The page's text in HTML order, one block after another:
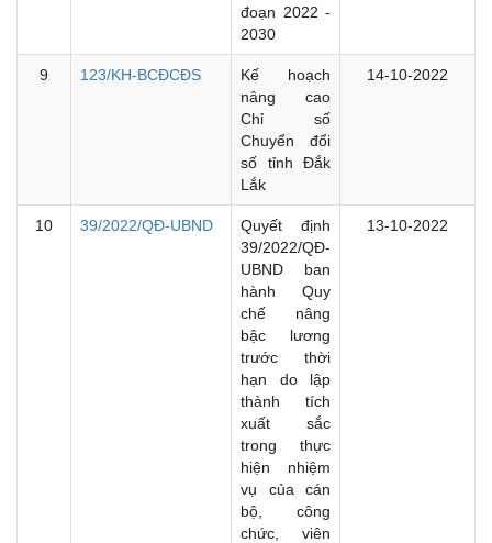
đoạn 2022 -
2030
9 123/KH-BCĐCĐS
Kế hoạch
nâng cao
Chỉ số
Chuyển đổi
số tỉnh Đắk
Lắk
14-10-2022
10 39/2022/QĐ-UBND
Quyết định
39/2022/QĐ-
UBND ban
hành Quy
chế nâng
bậc lương
trước thời
hạn do lập
thành tích
xuất sắc
trong thực
hiện nhiệm
vụ của cán
bộ, công
chức, viên
13-10-2022